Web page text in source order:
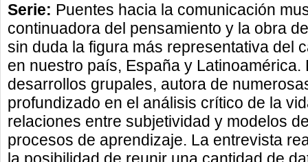
Serie: Puentes hacia la comunicación
continuadora del pensamiento y la obra
sin duda la figura más representativa del
en nuestro país, España y
desarrollos grupales, autora de
profundizado en el análisis crítico de la
relaciones entre subjetividad y modelos
procesos de aprendizaje. La entrevista